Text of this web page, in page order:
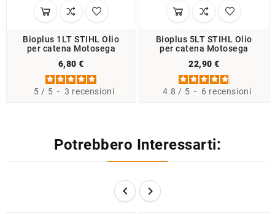
Bioplus 1LT STIHL Olio
per catena Motosega
6,80 €
5 / 5 - 3 recensioni
Bioplus 5LT STIHL Olio
per catena Motosega
22,90 €
4.8 / 5 - 6 recensioni
Potrebbero Interessarti:
 